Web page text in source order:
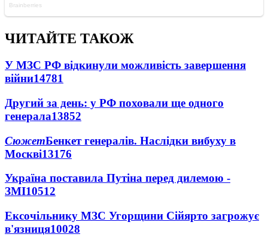
ЧИТАЙТЕ ТАКОЖ
У МЗС РФ відкинули можливість завершення
війни14781
Другий за день: у РФ поховали ще одного
генерала13852
СюжетБенкет генералів. Наслідки вибуху в
Москві13176
Україна поставила Путіна перед дилемою -
ЗМІ10512
Ексочільнику МЗС Угорщини Сійярто загрожує
в'язниця10028